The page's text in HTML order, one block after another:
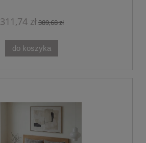
311,74 zł389,68 zł
do koszyka